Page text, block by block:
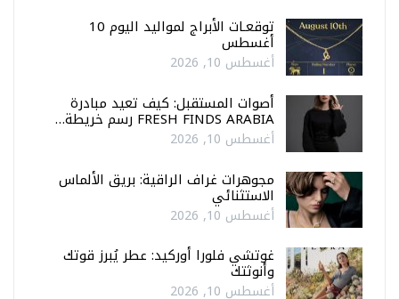
توقعـات الأبراج لمواليد اليوم 10
أغسطس
أغسطس 10, 2026
أصوات المستقبل: كيف تعيد مبادرة
FRESH FINDS ARABIA رسم خريطة…
أغسطس 10, 2026
مجوهرات غراف الراقية: بريق الألماس
الاستثنائي
أغسطس 10, 2026
غوتشي فلورا أوركيد: عطر يُبرز قوتك
وأنوثتك
أغسطس 10, 2026